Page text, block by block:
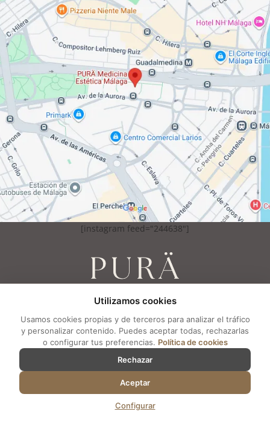
[instagram feed="244638"]
PURÄ Medicina Estética
Av. de Andalucía, 13, 1-H
29002. Málaga
Tel: +34 951 84 06 77
PIDE TU VALORACIÓN GRATIS
Lunes a Viernes : 10 a 20 hs
Utilizamos cookies
Usamos cookies propias y de terceros para analizar el tráfico
y personalizar contenido. Puedes aceptar todas, rechazarlas
o configurar tus preferencias. Política de cookies
Rechazar
Aceptar
Configurar